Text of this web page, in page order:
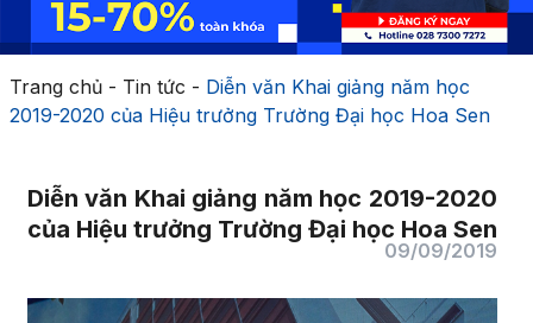
Trang chủ- Tin tức - Diễn văn Khai giảng năm học
2019-2020 của Hiệu trưởng Trường Đại học Hoa Sen
Diễn văn Khai giảng năm học 2019-2020
của Hiệu trưởng Trường Đại học Hoa Sen
09/09/2019